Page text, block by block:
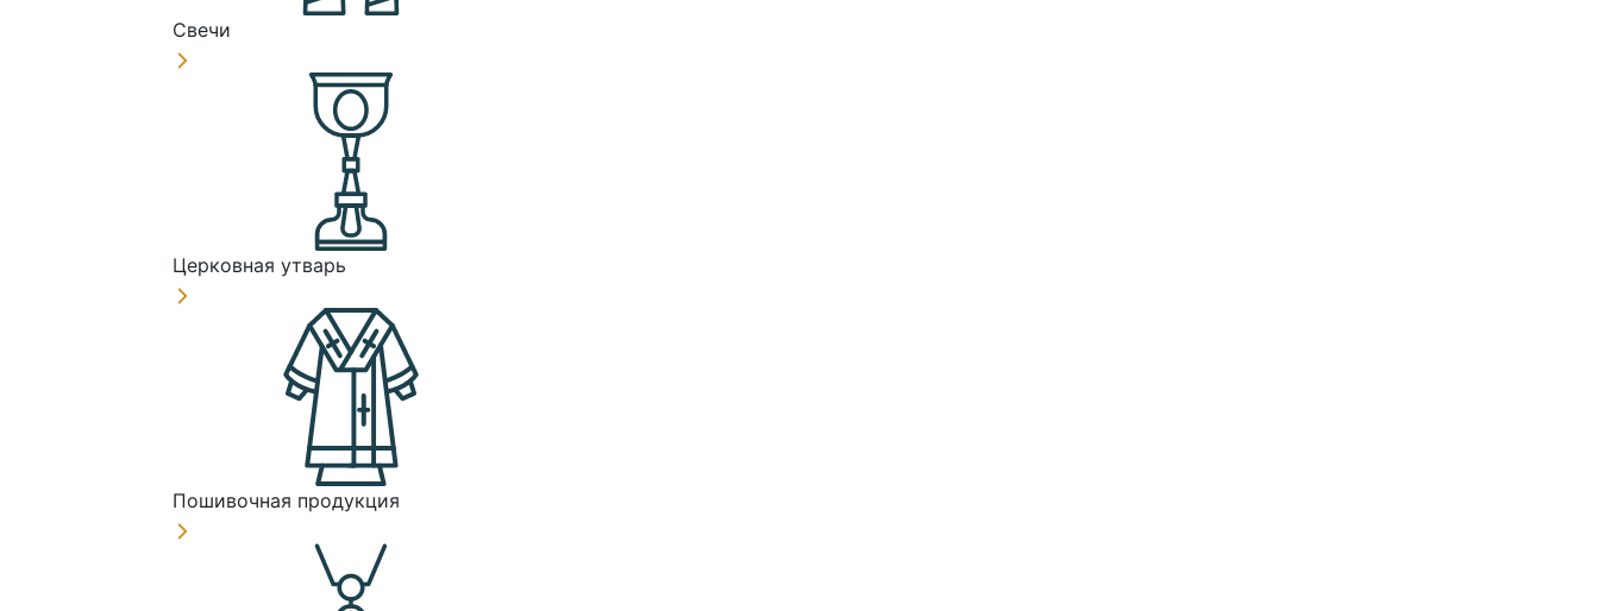
Свечи
Церковная утварь
Пошивочная продукция